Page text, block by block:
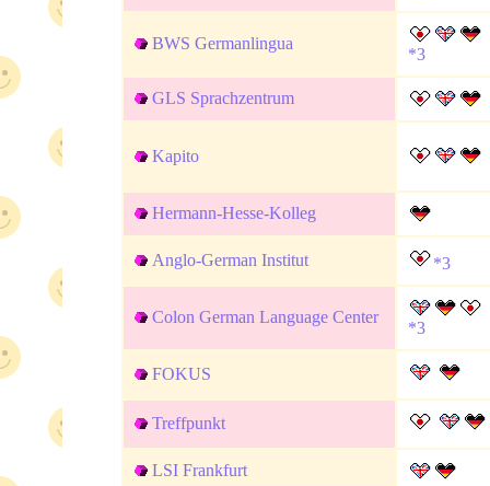
BWS Germanlingua
*3
GLS Sprachzentrum
Kapito
Hermann-Hesse-Kolleg
Anglo-German Institut *3
Colon German Language Center
*3
FOKUS
Treffpunkt
LSI Frankfurt